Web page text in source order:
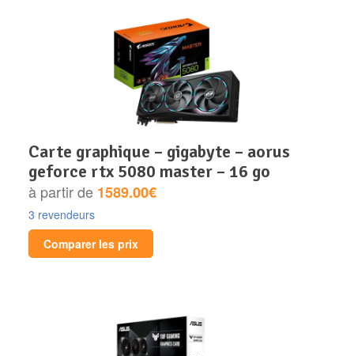
carte graphique – gigabyte – aorus
geforce rtx 5080 master – 16 go
à partir de 1589.00€
3 revendeurs
Comparer les prix